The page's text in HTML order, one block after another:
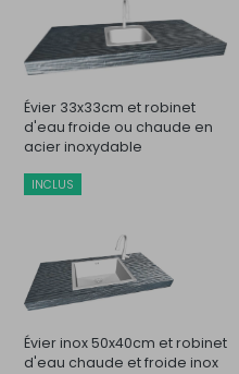
Évier 33x33cm et robinet
d'eau froide ou chaude en
acier inoxydable
INCLUS
Évier inox 50x40cm et robinet
d'eau chaude et froide inox